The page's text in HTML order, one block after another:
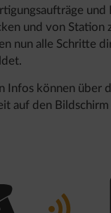
und von Station
nun alle Schritte
Infos können über
auf den